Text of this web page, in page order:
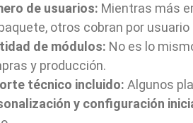
de usuarios: Mientras más
otros cobran por
de módulos: No es lo
y producción.
técnico incluido: Algunos
y configuración